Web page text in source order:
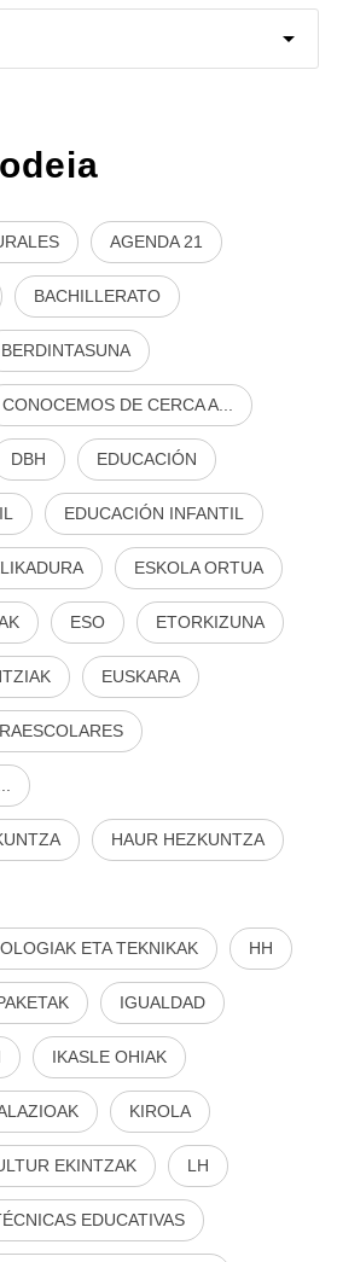
AGENDA 21
BACHILLERATO
BERDINTASUNA
CONOCEMOS DE CERCA A...
DBH EDUCACIÓN
EDUCACIÓN INFANTIL
ESKOLA ORTUA
ESO ETORKIZUNA
EUSKARA
HAUR HEZKUNTZA
ETA TEKNIKAK HH
IGUALDAD
IKASLE OHIAK
KIROLA
EKINTZAK LH
EDUCATIVAS